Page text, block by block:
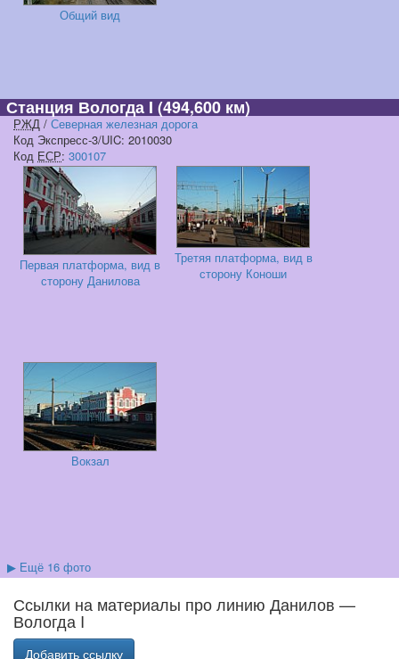
Общий вид
Станция Вологда I(494,600 км)
РЖД / Северная железная дорога
Код Экспресс-3/UIC: 2010030
Код ЕСР: 300107
Первая платформа, вид в
сторону Данилова
Третяя платформа, вид в
сторону Коноши
Вокзал
▶ Ещё 16 фото
Ссылки на материалы про линию Данилов —
Вологда I
Добавить ссылку